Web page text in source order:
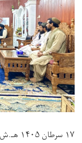
۱۷ سرطان ۱۴۰۵ هـ.ش